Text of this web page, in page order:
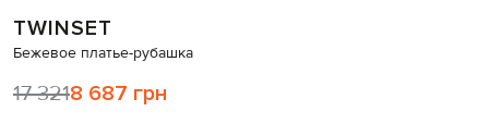
Похожие товары
TWINSET
Бежевое платье-рубашка
17 3218 687 грн